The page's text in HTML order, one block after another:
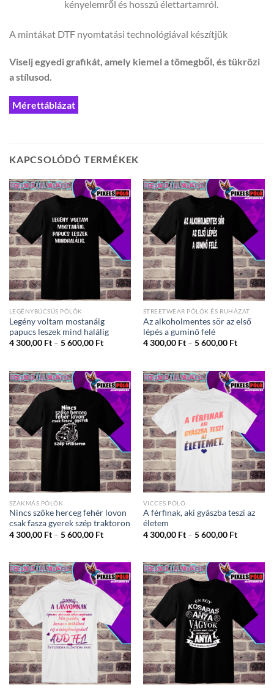
kényelemről és hosszú élettartamról.
A mintákat DTF nyomtatási technológiával készítjük
Viselj egyedi grafikát, amely kiemel a tömegből, és tükrözi
a stílusod.
Mérettáblázat
KAPCSOLÓDÓ TERMÉKEK
LEGÉNYBÚCSÚS PÓLÓK
Legény voltam mostanáig
papucs leszek mind halálig
4 300,00 Ft – 5 600,00 FtÁrtartomány:
5
600,00 Ft
STREETWEAR PÓLÓK ÉS RUHÁZAT
Az alkoholmentes sör az első
lépés a guminő felé
4 300,00 Ft – 5 600,00 Ft
5
600,00 Ft
SZAKMÁS PÓLÓK
Nincs szőke herceg fehér lovon
csak fasza gyerek szép traktoron
4 300,00 Ft – 5 600,00 FtÁrtartomány:
5
600,00 Ft
VICCES PÓLÓ
A férfinak, aki gyászba teszi az
életem
4 300,00 Ft – 5 600,00 Ft
5
600,00 Ft